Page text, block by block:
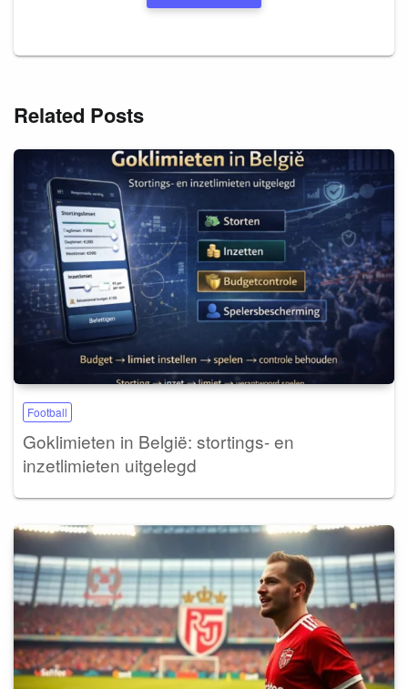
Related Posts
Football
Goklimieten in België: stortings- en
inzetlimieten uitgelegd